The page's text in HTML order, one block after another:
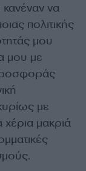
να
πολιτικής
μου
μου με
με
χέρια μακριά